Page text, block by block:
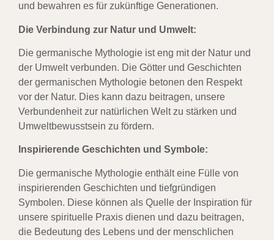
und bewahren es für zukünftige Generationen.
Die Verbindung zur Natur und Umwelt:
Die germanische Mythologie ist eng mit der Natur und
der Umwelt verbunden. Die Götter und Geschichten
der germanischen Mythologie betonen den Respekt
vor der Natur. Dies kann dazu beitragen, unsere
Verbundenheit zur natürlichen Welt zu stärken und
Umweltbewusstsein zu fördern.
Inspirierende Geschichten und Symbole:
Die germanische Mythologie enthält eine Fülle von
inspirierenden Geschichten und tiefgründigen
Symbolen. Diese können als Quelle der Inspiration für
unsere spirituelle Praxis dienen und dazu beitragen,
die Bedeutung des Lebens und der menschlichen